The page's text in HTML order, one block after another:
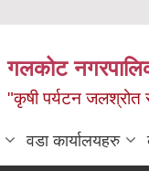
गलकोट
"कृषी पर्यटन जलश्रोत
वडा कार्यालयहरु